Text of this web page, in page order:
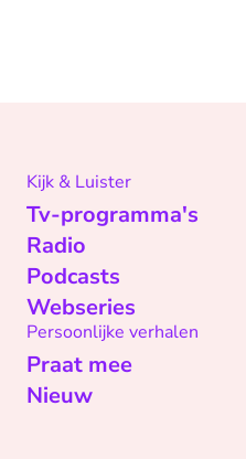
Kijk & Luister
Tv-programma's
Radio
Podcasts
Webseries
Persoonlijke verhalen
Praat mee
Nieuw